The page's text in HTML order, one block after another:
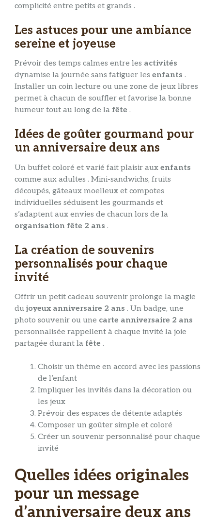
complicité entre petits et grands .
Les astuces pour une ambiance
sereine et joyeuse
Prévoir des temps calmes entre les activités
dynamise la journée sans fatiguer les enfants .
Installer un coin lecture ou une zone de jeux libres
permet à chacun de souffler et favorise la bonne
humeur tout au long de la fête .
Idées de goûter gourmand pour
un anniversaire deux ans
Un buffet coloré et varié fait plaisir aux enfants
comme aux adultes . Mini-sandwichs, fruits
découpés, gâteaux moelleux et compotes
individuelles séduisent les gourmands et
s’adaptent aux envies de chacun lors de la
organisation fête 2 ans .
La création de souvenirs
personnalisés pour chaque
invité
Offrir un petit cadeau souvenir prolonge la magie
du joyeux anniversaire 2 ans . Un badge, une
photo souvenir ou une carte anniversaire 2 ans
personnalisée rappellent à chaque invité la joie
partagée durant la fête .
Choisir un thème en accord avec les passions
de l’enfant
Impliquer les invités dans la décoration ou
les jeux
Prévoir des espaces de détente adaptés
Composer un goûter simple et coloré
Créer un souvenir personnalisé pour chaque
invité
Quelles idées originales
pour un message
d’anniversaire deux ans